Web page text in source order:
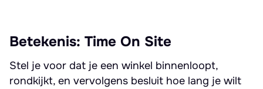
Betekenis: Time On Site
Stel je voor dat je een winkel binnenloopt,
rondkijkt, en vervolgens besluit hoe lang je wilt